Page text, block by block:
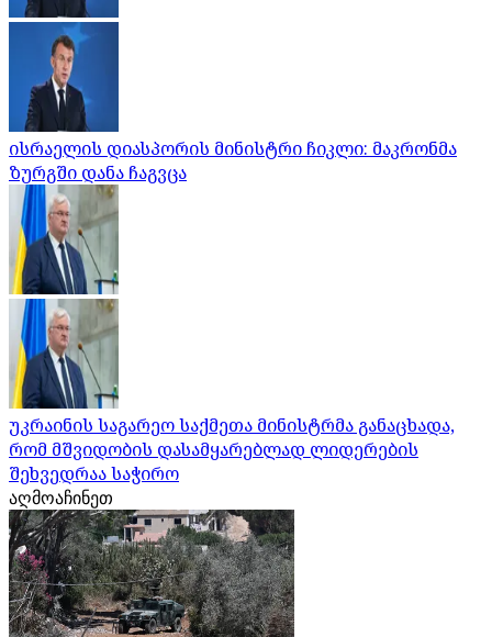
ისრაელის დიასპორის მინისტრი ჩიკლი: მაკრონმა
ზურგში დანა ჩაგვცა
უკრაინის საგარეო საქმეთა მინისტრმა განაცხადა,
რომ მშვიდობის დასამყარებლად ლიდერების
შეხვედრაა საჭირო
აღმოაჩინეთ